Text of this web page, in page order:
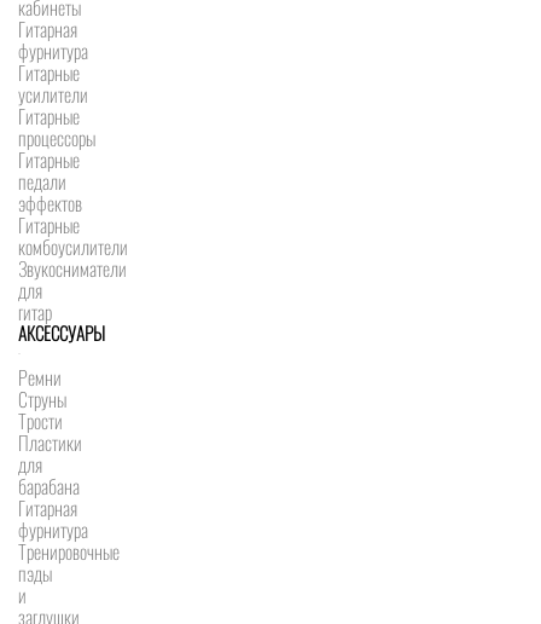
кабинеты
Гитарная
фурнитура
Гитарные
усилители
Гитарные
процессоры
Гитарные
педали
эффектов
Гитарные
комбоусилители
Звукосниматели
для
гитар
АКСЕССУАРЫ
Ремни
Струны
Трости
Пластики
для
барабана
Гитарная
фурнитура
Тренировочные
пэды
и
заглушки